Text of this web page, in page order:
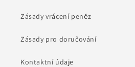
Zásady vrácení peněz
Zásady pro doručování
Kontaktní údaje